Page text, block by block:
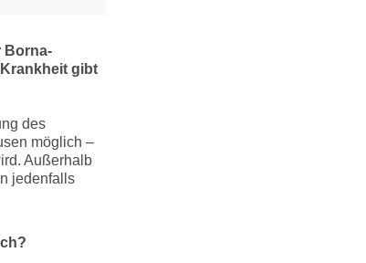
Borna-
gibt
des
möglich –
Außerhalb
jedenfalls